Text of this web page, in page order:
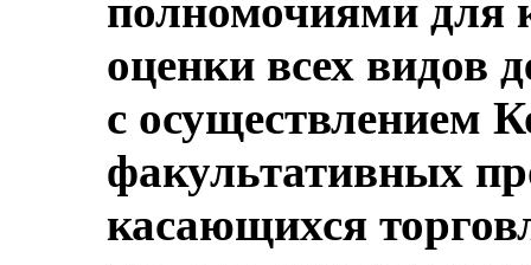
полномочиями для
оценки всех видов
с осуществлением
факультативных
касающихся